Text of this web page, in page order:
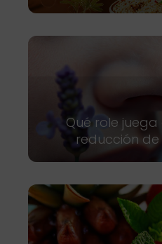
Qué role
reducción